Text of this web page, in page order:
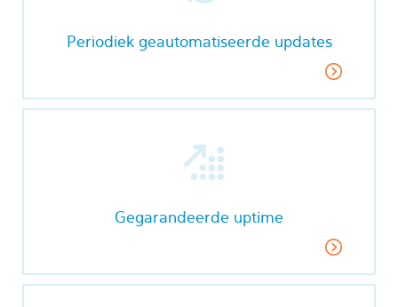
Periodiek geautomatiseerde updates
Gegarandeerde uptime